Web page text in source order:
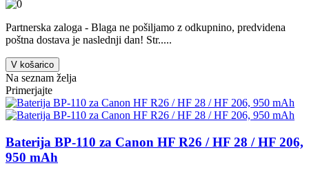
Partnerska zaloga - Blaga ne pošiljamo z odkupnino, predvidena
poštna dostava je naslednji dan! Str.....
V košarico
Na seznam želja
Primerjajte
Baterija BP-110 za Canon HF R26 / HF 28 / HF 206,
950 mAh